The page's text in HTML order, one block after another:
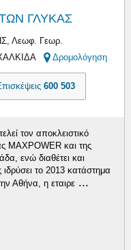
ΓΛΥΚΑΣ
Λεωφ. Γεωρ.
Δρομολόγηση
600 503
τον αποκλειστικό
MAXPOWER και της
ενώ διαθέτει και
το 2013 κατάστημα
Αθήνα, η εταιρε ...